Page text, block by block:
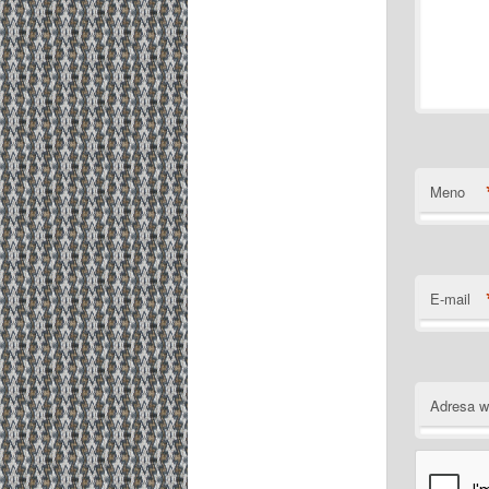
Meno
E-mail
Adresa